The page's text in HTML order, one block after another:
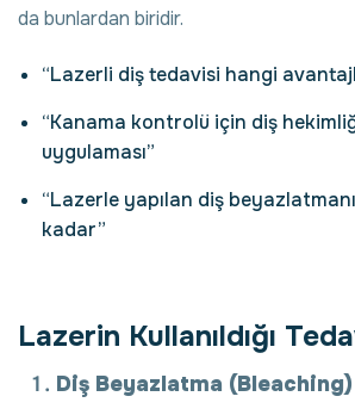
da bunlardan biridir.
“Lazerli diş tedavisi hangi
“Kanama kontrolü için diş
uygulaması”
“Lazerle yapılan diş
kadar”
Lazerin Kullanıldığı
Diş Beyazlatma (Bleaching)